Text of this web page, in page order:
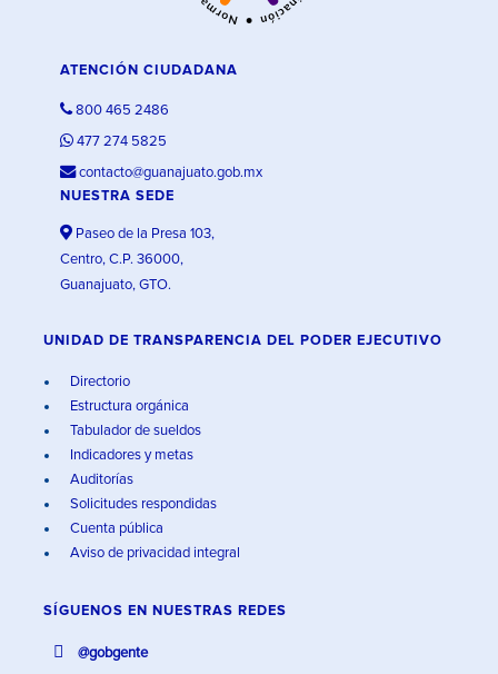
ATENCIÓN CIUDADANA
800 465 2486
477 274 5825
contacto@guanajuato.gob.mx
NUESTRA SEDE
Paseo de la Presa 103,
Centro, C.P. 36000,
Guanajuato, GTO.
UNIDAD DE TRANSPARENCIA DEL PODER EJECUTIVO
Directorio
Estructura orgánica
Tabulador de sueldos
Indicadores y metas
Auditorías
Solicitudes respondidas
Cuenta pública
Aviso de privacidad integral
SÍGUENOS EN NUESTRAS REDES
@gobgente